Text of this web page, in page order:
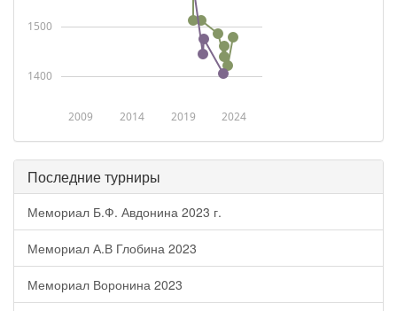
2009 2014 2019 2024
1400
1500
Последние турниры
Мемориал Б.Ф. Авдонина 2023 г.
Мемориал А.В Глобина 2023
Мемориал Воронина 2023